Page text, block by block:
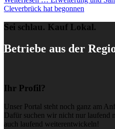
Cleverbrück hat begonnen
Sei schlau. Kauf Lokal.
Betriebe aus der
Ihr Profil?
Unser Portal steht noch ganz am
Dafür suchen wir nicht nur laufend
auch laufend weiterentwickeln!